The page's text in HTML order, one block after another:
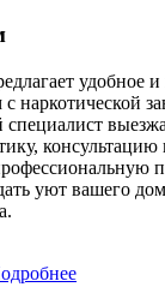
удобное
наркотической
уют вашего